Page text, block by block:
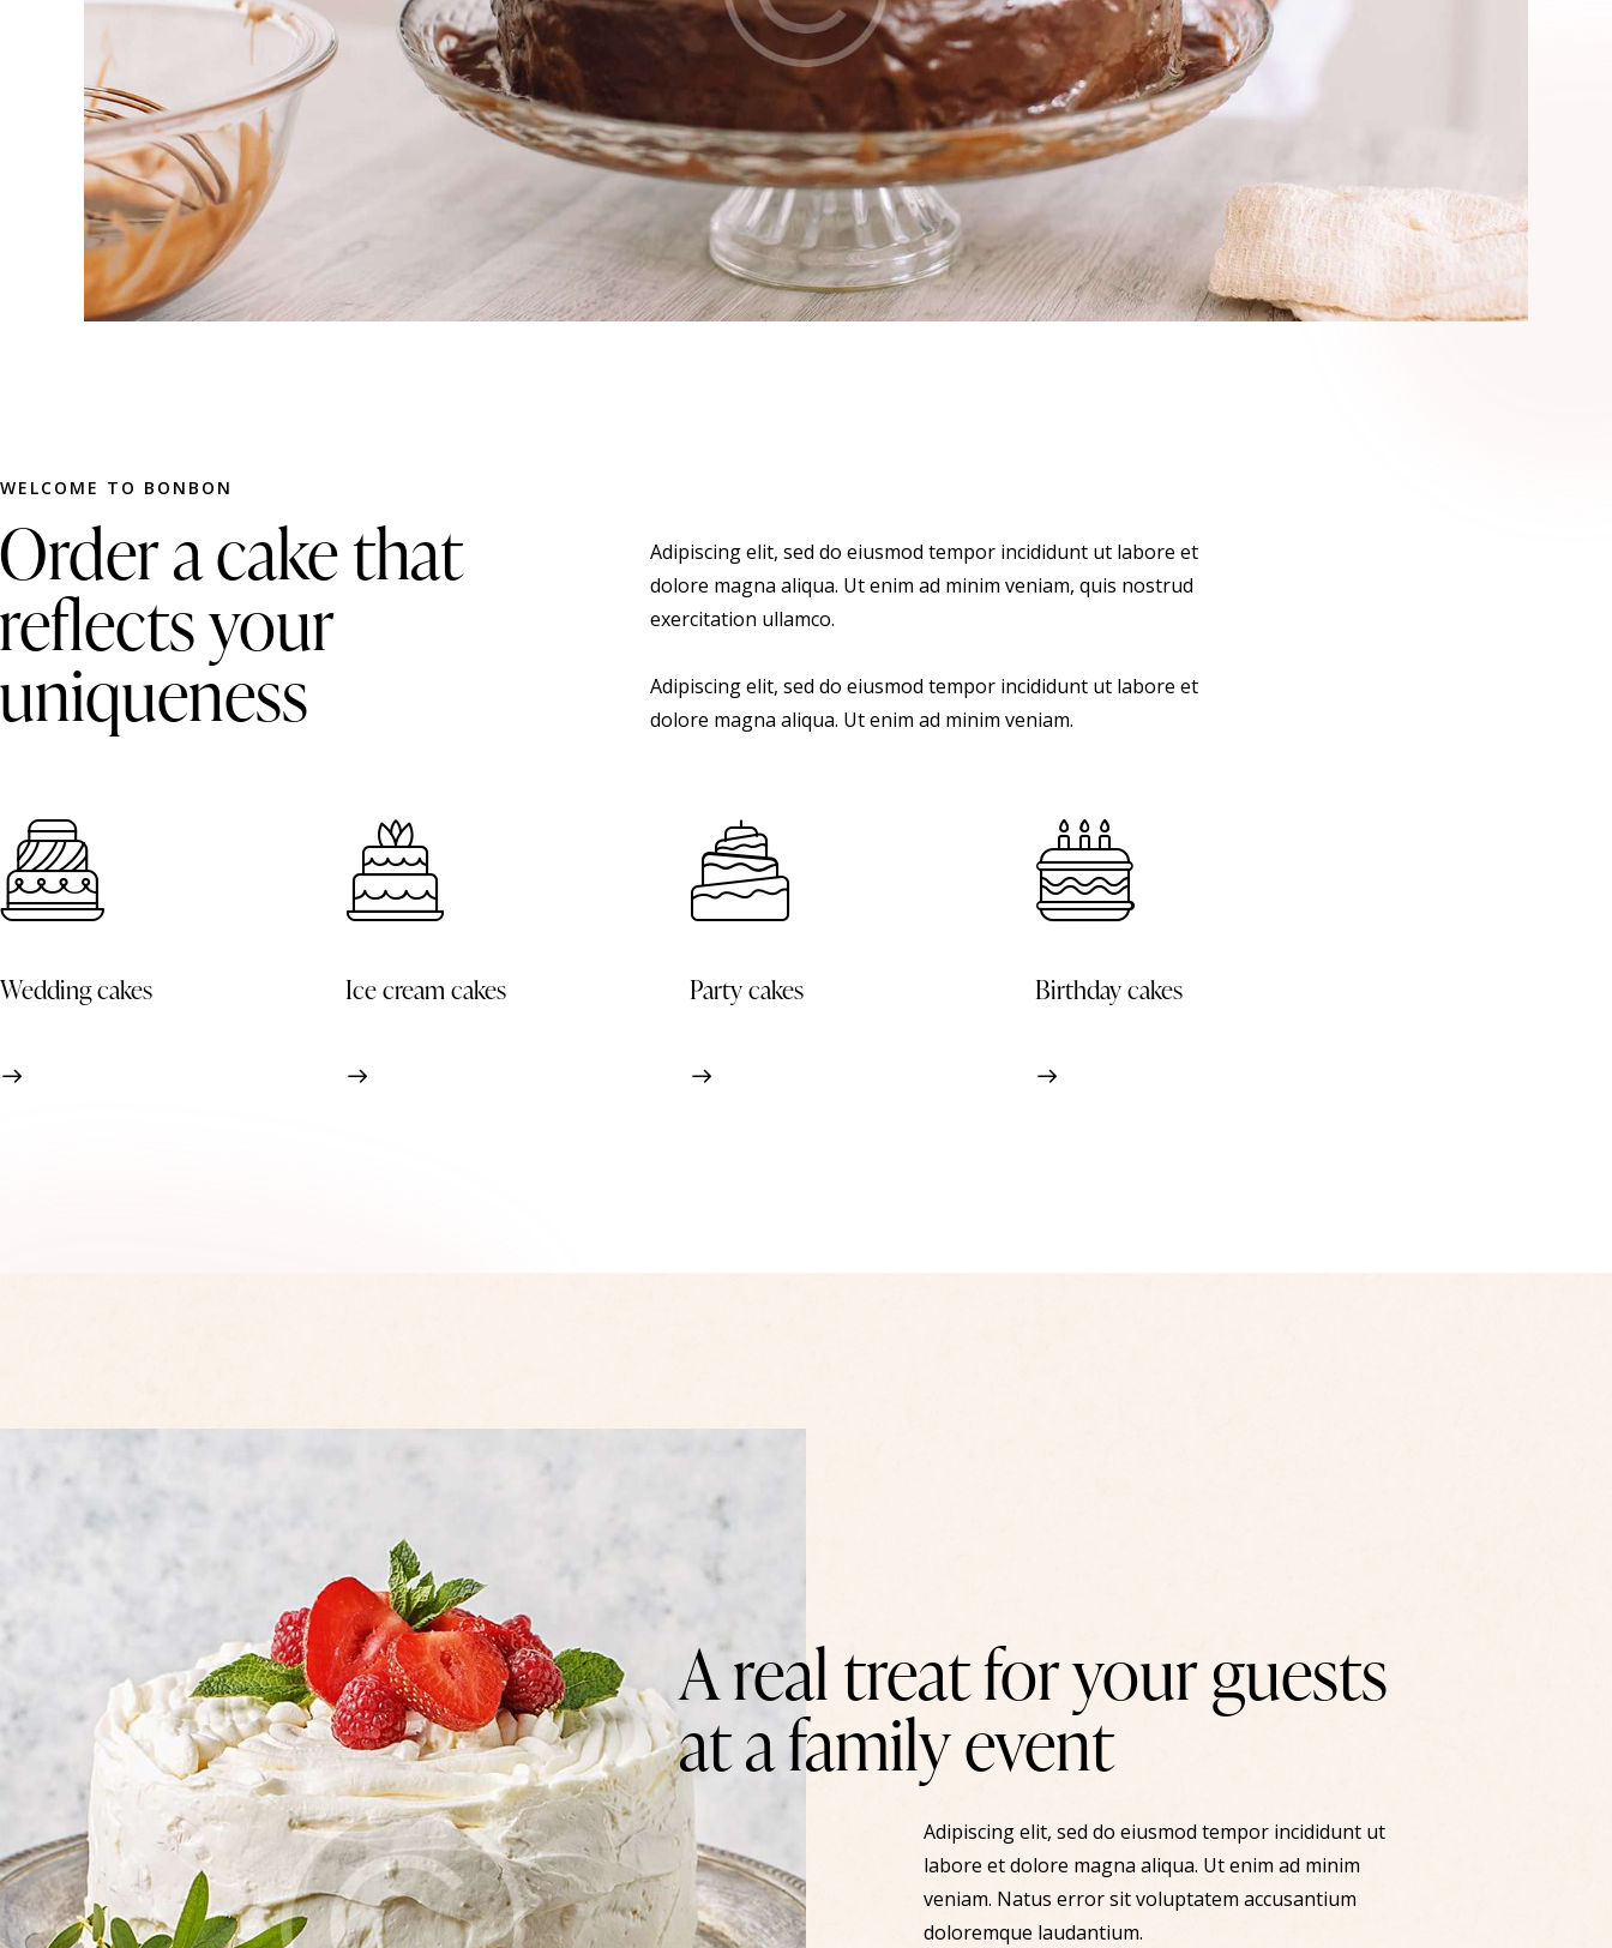
WELCOME TO BONBON
Order a cake that
reflects your
uniqueness
Adipiscing elit, sed do eiusmod tempor incididunt ut labore et
dolore magna aliqua. Ut enim ad minim veniam, quis nostrud
exercitation ullamco.
Adipiscing elit, sed do eiusmod tempor incididunt ut labore et
dolore magna aliqua. Ut enim ad minim veniam.
Wedding cakes Ice cream cakes Party cakes Birthday cakes
A real treat for your guests
at a family event
Adipiscing elit, sed do eiusmod tempor incididunt ut
labore et dolore magna aliqua. Ut enim ad minim
veniam. Natus error sit voluptatem accusantium
doloremque laudantium.